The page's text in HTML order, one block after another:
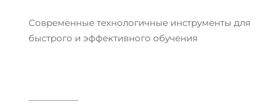
Современные технологичные инструменты для
быстрого и эффективного обучения